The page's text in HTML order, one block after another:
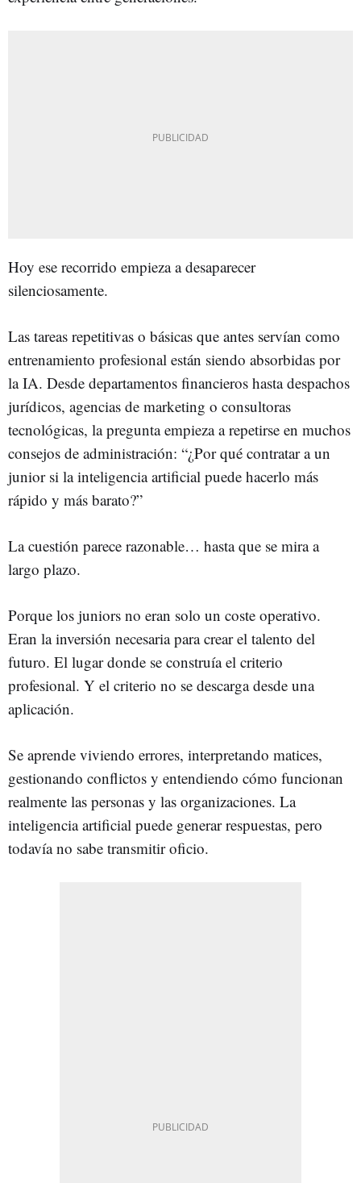
Hoy ese recorrido empieza a desaparecer
silenciosamente.
Las tareas repetitivas o básicas que antes servían como
entrenamiento profesional están siendo absorbidas por
la IA. Desde departamentos financieros hasta despachos
jurídicos, agencias de marketing o consultoras
tecnológicas, la pregunta empieza a repetirse en muchos
consejos de administración: “¿Por qué contratar a un
junior si la inteligencia artificial puede hacerlo más
rápido y más barato?”
La cuestión parece razonable… hasta que se mira a
largo plazo.
Porque los juniors no eran solo un coste operativo.
Eran la inversión necesaria para crear el talento del
futuro. El lugar donde se construía el criterio
profesional. Y el criterio no se descarga desde una
aplicación.
Se aprende viviendo errores, interpretando matices,
gestionando conflictos y entendiendo cómo funcionan
realmente las personas y las organizaciones. La
inteligencia artificial puede generar respuestas, pero
todavía no sabe transmitir oficio.